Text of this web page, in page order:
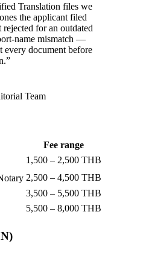
Translation files we
the applicant filed
rejected for an outdated
name mismatch —
every document before
”
Team
Fee range
1,500 – 2,500 THB
2,500 – 4,500 THB
3,500 – 5,500 THB
5,500 – 8,000 THB